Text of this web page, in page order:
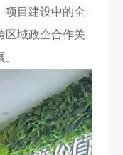
项目建设中的全
区域政企合作关